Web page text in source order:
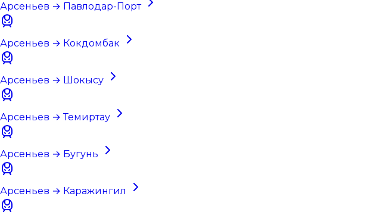
Арсеньев → Павлодар-Порт
Арсеньев → Кокдомбак
Арсеньев → Шокысу
Арсеньев → Темиртау
Арсеньев → Бугунь
Арсеньев → Каражингил